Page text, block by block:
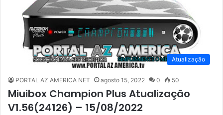
Atualização
PORTAL AZ AMERICA NET agosto 15, 2022 0 50
Miuibox Champion Plus Atualização
V1.56(24126) – 15/08/2022